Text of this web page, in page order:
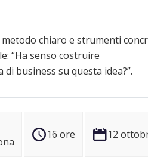
chiaro e strumenti
“Ha senso costruire
business su questa idea?”.
16 ore 12